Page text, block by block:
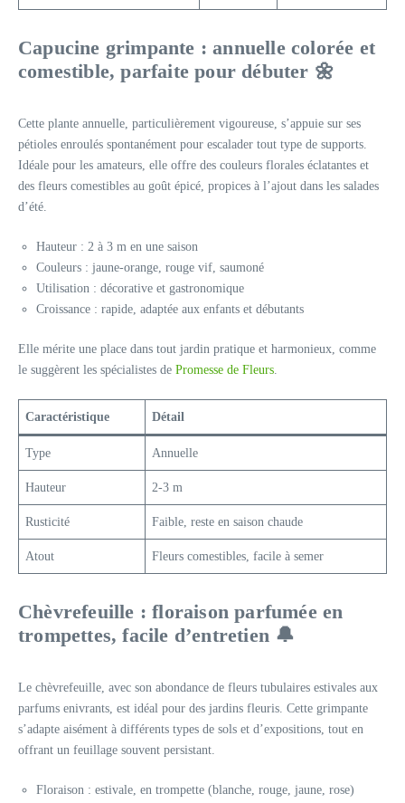
Capucine grimpante : annuelle colorée et
comestible, parfaite pour débuter 🌼
Cette plante annuelle, particulièrement vigoureuse, s’appuie sur ses
pétioles enroulés spontanément pour escalader tout type de supports.
Idéale pour les amateurs, elle offre des couleurs florales éclatantes et
des fleurs comestibles au goût épicé, propices à l’ajout dans les salades
d’été.
Hauteur : 2 à 3 m en une saison
Couleurs : jaune-orange, rouge vif, saumoné
Utilisation : décorative et gastronomique
Croissance : rapide, adaptée aux enfants et débutants
Elle mérite une place dans tout jardin pratique et harmonieux, comme
le suggèrent les spécialistes de Promesse de Fleurs.
Caractéristique Détail
Type Annuelle
Hauteur 2-3 m
Rusticité Faible, reste en saison chaude
Atout Fleurs comestibles, facile à semer
Chèvrefeuille : floraison parfumée en
trompettes, facile d’entretien 🔔
Le chèvrefeuille, avec son abondance de fleurs tubulaires estivales aux
parfums enivrants, est idéal pour des jardins fleuris. Cette grimpante
s’adapte aisément à différents types de sols et d’expositions, tout en
offrant un feuillage souvent persistant.
Floraison : estivale, en trompette (blanche, rouge, jaune, rose)